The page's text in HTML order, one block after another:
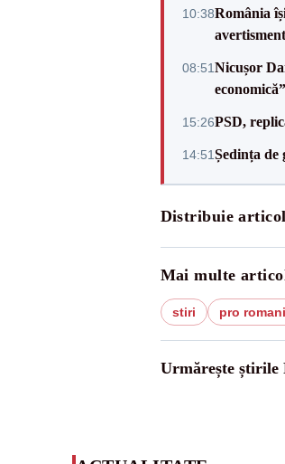
10:38România
08:51Nicușor
economică”
15:26PSD,
14:51Ședința de
Distribuie
Mai multe
stiri pro
Urmărește știrile